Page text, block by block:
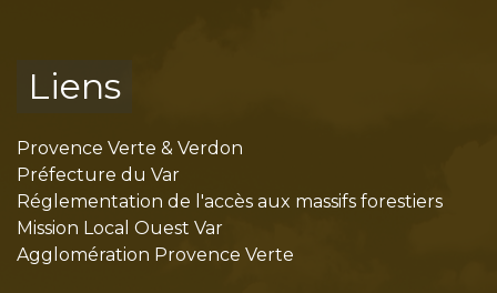
Liens
Provence Verte & Verdon
Préfecture du Var
Réglementation de l'accès aux massifs forestiers
Mission Local Ouest Var
Agglomération Provence Verte